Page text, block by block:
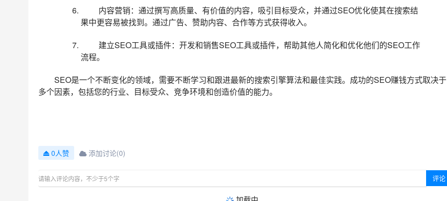
内容营销：通过撰写高质量、有价值的内容，吸引目标受众，并通过SEO优化使其在搜索结
果中更容易被找到。通过广告、赞助内容、合作等方式获得收入。
建立SEO工具或插件：开发和销售SEO工具或插件，帮助其他人简化和优化他们的SEO工作
流程。
SEO是一个不断变化的领域，需要不断学习和跟进最新的搜索引擎算法和最佳实践。成功的SEO赚钱方式取决于
多个因素，包括您的行业、目标受众、竞争环境和创造价值的能力。
0人赞 添加讨论(0)